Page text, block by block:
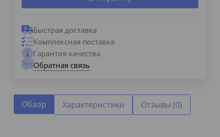
Быстрая доставка
Комплексная поставка
Гарантия качества
Обратная связь
Обзор Характеристики Отзывы (0)